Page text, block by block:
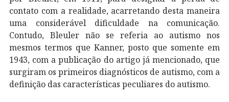
contato com a realidade, acarretando desta maneira
uma considerável dificuldade na comunicação.
Contudo, Bleuler não se referia ao autismo nos
mesmos termos que Kanner, posto que somente em
1943, com a publicação do artigo já mencionado, que
surgiram os primeiros diagnósticos de autismo, com a
definição das características peculiares do autismo.